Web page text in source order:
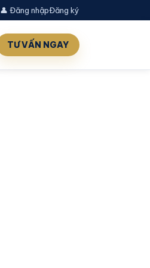
👤 Đăng nhậpĐăng ký
TƯ VẤN NGAY